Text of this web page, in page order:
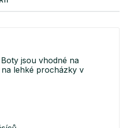
jsou vhodné na
lehké procházky v